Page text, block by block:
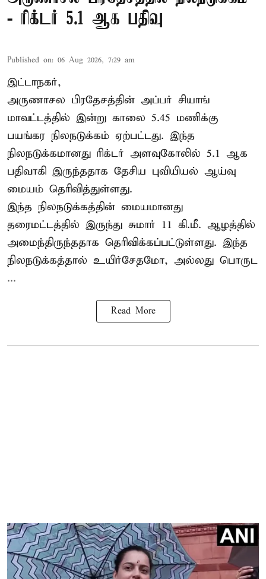
- ரிக்டர் 5.1 ஆக பதிவு
Published on: 06 Aug 2026, 7:29 am
இட்டாநகர்,
அருணாசல பிரதேசத்தின் அப்பர் சியாங்
மாவட்டத்தில் இன்று காலை 5.45 மணிக்கு
பயங்கர நிலநடுக்கம் ஏற்பட்டது. இந்த
நிலநடுக்கமானது ரிக்டர் அளவுகோலில் 5.1 ஆக
பதிவாகி இருந்ததாக தேசிய புவியியல் ஆய்வு
மையம் தெரிவித்துள்ளது.
இந்த நிலநடுக்கத்தின் மையமானது
தரைமட்டத்தில் இருந்து சுமார் 11 கி.மீ. ஆழத்தில்
அமைந்திருந்ததாக தெரிவிக்கப்பட்டுள்ளது. இந்த
நிலநடுக்கத்தால் உயிர்சேதமோ, அல்லது பொருட
...
Read More